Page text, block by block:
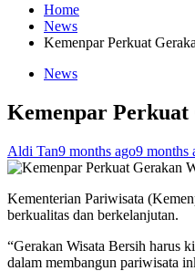
Home
News
Kemenpar Perkuat
News
Kemenpar
Aldi Tan9 months ago9 months
Kementerian Pariwisata
berkualitas dan berkelanjutan.
“Gerakan Wisata Bersih harus
dalam membangun pariwisata